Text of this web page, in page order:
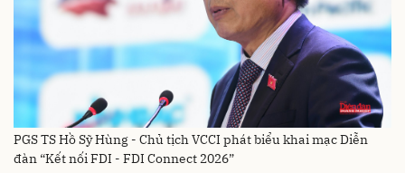
PGS TS Hồ Sỹ Hùng - Chủ tịch VCCI phát biểu khai mạc Diễn
đàn “Kết nối FDI - FDI Connect 2026”